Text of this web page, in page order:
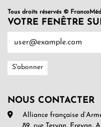
Tous droits réservés ©
VOTRE FENÊTRE
NOUS CONTACTER
Alliance française
89, rue Teryan, Erevan,